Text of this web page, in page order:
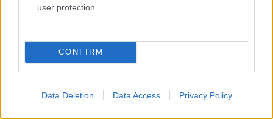
user protection.
CONFIRM
Data Deletion Data Access Privacy Policy